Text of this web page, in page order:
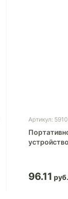
Артикул:
96.11